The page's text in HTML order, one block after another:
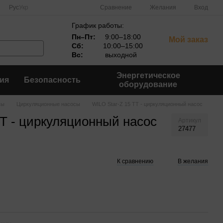
Рус Сравнение Желания Вход
График работы:
Пн–Пт:
9:00–18:00
Сб:
10:00–15:00
Вс:
выходной
Мой заказ
Безопасность
Энергетическое
оборудование
Циркуляционные насосы WILO Star-Z 15 TT - циркуляционный насос
- циркуляционный насос 27477
К сравнению В желания